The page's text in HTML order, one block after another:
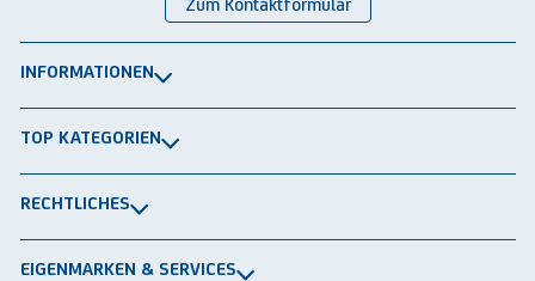
INFORMATIONEN
Newsletter
TOP KATEGORIEN
Schwerlastregale
RECHTLICHES
EIGENMARKEN & SERVICES